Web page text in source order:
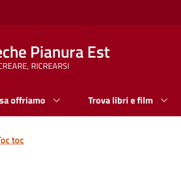
Pianura Est
RICREARSI
offriamo Trova libri e film
toc